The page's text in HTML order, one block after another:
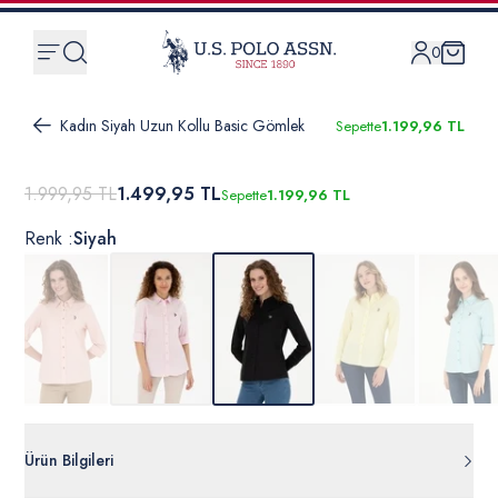
0
Kadın Siyah Uzun Kollu Basic Gömlek Sepette1.199,96 TL
1.999,95 TL1.499,95 TLSepette1.199,96 TL
Renk :Siyah
Ürün Bilgileri